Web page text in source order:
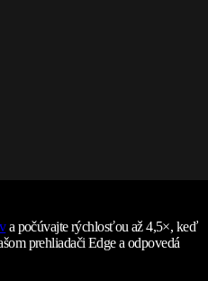
a počúvajte rýchlosťou až 4,5×, keď
prehliadači Edge a odpovedá